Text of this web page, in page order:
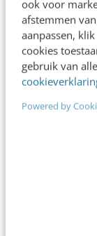
ook voor
afstemmen
aanpassen, klik
cookies
gebruik van
Powered by
persoonlijke
begon haar
voor meer
https://